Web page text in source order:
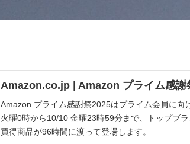
Amazon.co.jp | Amazon プライム感謝
Amazon プライム感謝祭2025はプライム会員に向
火曜0時から10/10 金曜23時59分まで、トップブ
買得商品が96時間に渡って登場します。